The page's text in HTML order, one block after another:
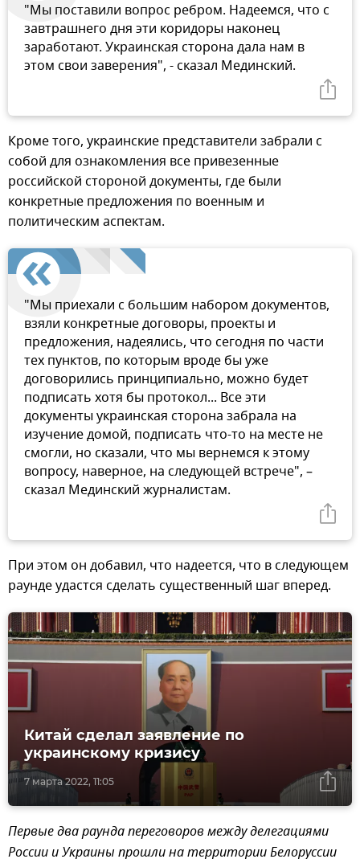
"Мы поставили вопрос ребром. Надеемся, что с
завтрашнего дня эти коридоры наконец
заработают. Украинская сторона дала нам в
этом свои заверения", - сказал Мединский.
Кроме того, украинские представители забрали с
собой для ознакомления все привезенные
российской стороной документы, где были
конкретные предложения по военным и
политическим аспектам.
"Мы приехали с большим набором документов,
взяли конкретные договоры, проекты и
предложения, надеялись, что сегодня по части
тех пунктов, по которым вроде бы уже
договорились принципиально, можно будет
подписать хотя бы протокол... Все эти
документы украинская сторона забрала на
изучение домой, подписать что-то на месте не
смогли, но сказали, что мы вернемся к этому
вопросу, наверное, на следующей встрече", –
сказал Мединский журналистам.
При этом он добавил, что надеется, что в следующем
раунде удастся сделать существенный шаг вперед.
7 марта 2022, 11:05
Китай сделал заявление по
украинскому кризису
Первые два раунда переговоров между делегациями
России и Украины прошли на территории Белоруссии